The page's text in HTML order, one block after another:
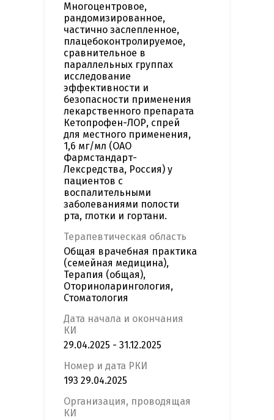
Многоцентровое,
рандомизированное,
частично заслепленное,
плацебоконтролируемое,
сравнительное в
параллельных группах
исследование
эффективности и
безопасности применения
лекарственного препарата
Кетопрофен-ЛОР, спрей
для местного применения,
1,6 мг/мл (ОАО
Фармстандарт-
Лексредства, Россия) у
пациентов с
воспалительными
заболеваниями полости
рта, глотки и гортани.
Терапевтическая область
Общая врачебная практика
(семейная медицина),
Терапия (общая),
Оториноларингология,
Стоматология
Дата начала и окончания
КИ
29.04.2025 - 31.12.2025
Номер и дата РКИ
193 29.04.2025
Организация, проводящая
КИ